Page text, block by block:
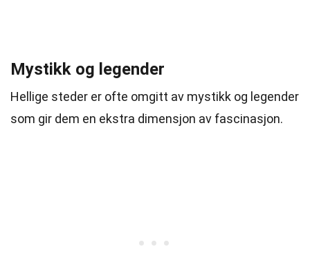
Mystikk og legender
Hellige steder er ofte omgitt av mystikk og legender
som gir dem en ekstra dimensjon av fascinasjon.